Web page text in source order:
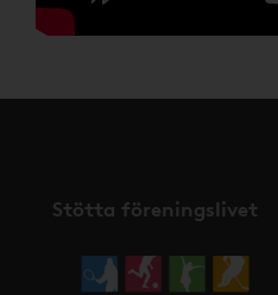
Stötta föreningslivet